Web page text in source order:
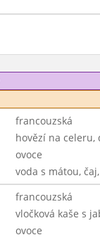
francouzská
hovězí na celeru,
ovoce
voda s mátou,
francouzská
vločková kaše s
ovoce